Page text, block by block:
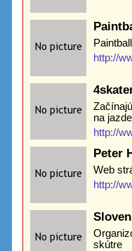
http://
na
http://
Peter
Web
http://
skútre